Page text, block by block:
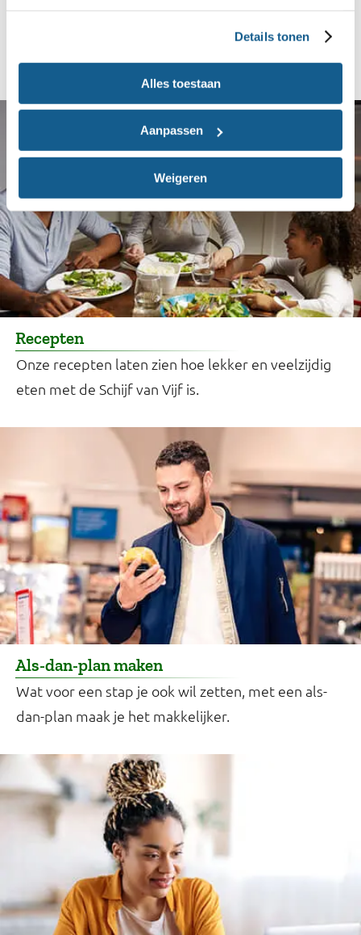
Details tonen
Alles toestaan
Aanpassen
Weigeren
Eetwissels
Wat zijn voor jou behapbare stappen? Eetwissels
helpen je gezond en milieuvriendelijk kiezen.
Recepten
Onze recepten laten zien hoe lekker en veelzijdig
eten met de Schijf van Vijf is.
Als-dan-plan maken
Wat voor een stap je ook wil zetten, met een als-
dan-plan maak je het makkelijker.